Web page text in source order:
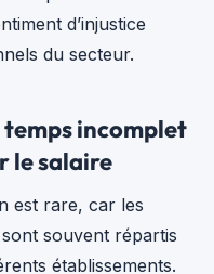
d’injustice
du secteur.
temps incomplet
le salaire
est rare, car les
souvent répartis
établissements.